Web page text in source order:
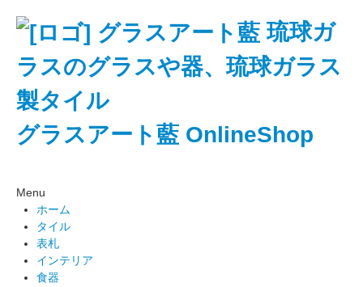
琉球ガ
ラスのグラスや器、琉球ガラス
製タイル
グラスアート藍 OnlineShop
Menu
ホーム
タイル
表札
インテリア
食器